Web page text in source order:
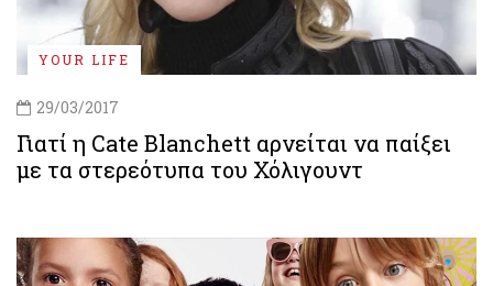
YOUR LIFE
29/03/2017
Γιατί η Cate Blanchett αρνείται να παίξει
με τα στερεότυπα του Χόλιγουντ